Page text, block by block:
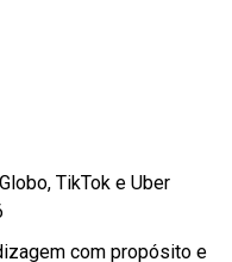
TikTok e Uber
com propósito e